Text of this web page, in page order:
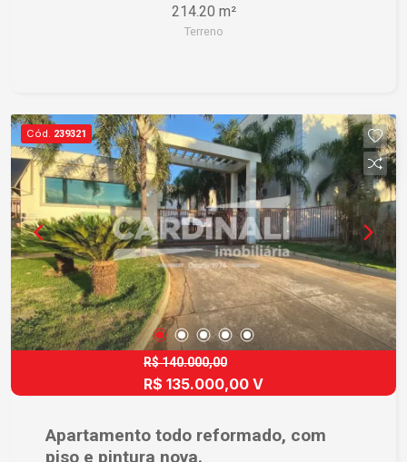
esta oportunidade para investir ou construir o seu
projeto dos sonhos! Entre em contato para mais
214.20 m²
Terreno
Cód. 239321
R$ 140.000,00
R$ 135.000,00 V
Apartamento todo reformado, com
piso e pintura nova.